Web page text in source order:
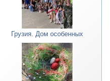
Грузия. Дом особенных